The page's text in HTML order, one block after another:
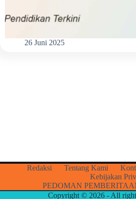
26 Juni 2025
Redaksi Tentang Kami
Kebijakan
PEDOMAN
Copyright © 2026 - All